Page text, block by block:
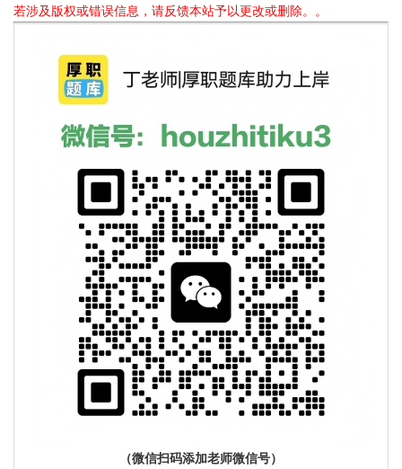
若涉及版权或错误信息，请反馈本站予以更改或删除。。
（微信扫码添加老师微信号）